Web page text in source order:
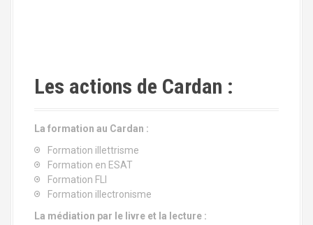
Les actions de Cardan :
La formation au Cardan :
Formation illettrisme
Formation en ESAT
Formation FLI
Formation illectronisme
La médiation par le livre et la lecture :